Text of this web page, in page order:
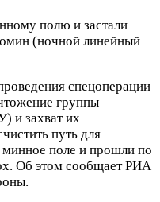
полю и застали
(ночной линейный
спецоперации
группы
и захват их
путь для
минное поле и прошли по
Об этом сообщает РИА